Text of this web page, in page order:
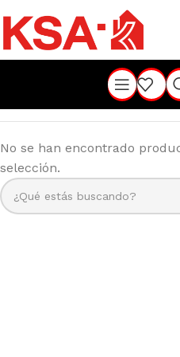
No se han encontrado
selección.